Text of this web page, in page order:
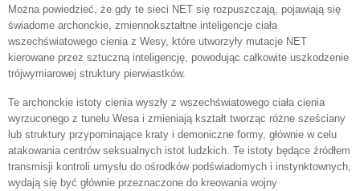
Można powiedzieć, że gdy te sieci NET się rozpuszczają, pojawiają się
świadome archonckie, zmiennokształtne inteligencje ciała
wszechświatowego cienia z Wesy, które utworzyły mutacje NET
kierowane przez sztuczną inteligencję, powodując całkowite uszkodzenie
trójwymiarowej struktury pierwiastków.
Te archonckie istoty cienia wyszły z wszechświatowego ciała cienia
wyrzuconego z tunelu Wesa i zmieniają kształt tworząc różne sześciany
lub struktury przypominające kraty i demoniczne formy, głównie w celu
atakowania centrów seksualnych istot ludzkich. Te istoty będące źródłem
transmisji kontroli umysłu do ośrodków podświadomych i instynktownych,
wydają się być głównie przeznaczone do kreowania wojny